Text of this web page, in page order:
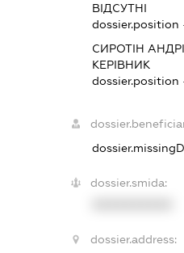
ВІДСУТНІ
dossier.position
СИРОТІН
КЕРІВНИК
dossier.position
dossier.smida:
dossier.address: